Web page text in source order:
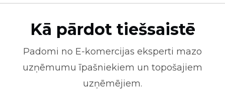
Kā pārdot tiešsaistē
Padomi no E-komercijas eksperti mazo
uzņēmumu īpašniekiem un topošajiem
uzņēmējiem.